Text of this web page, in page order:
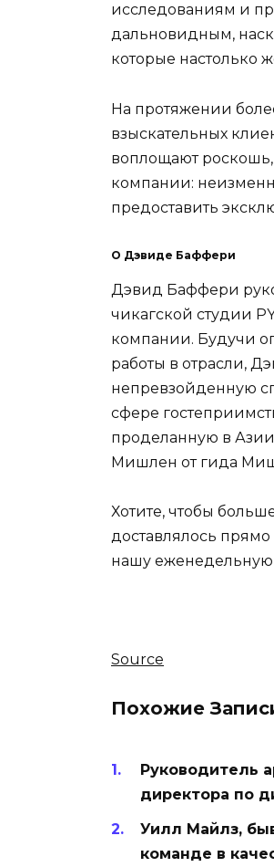
исследованиям и
дальновидным,
которые настолько
На протяжении
взыскательных
воплощают
компании:
предоставить
О Дэвиде Баффери
Дэвид Баффери
чикагской студии
компании. Будучи
работы в отрасли,
непревзойденную
сфере
проделанную в
Мишлен от гида
Хотите, чтобы
доставлялось
нашу еженедельную
Source
Похожие
Руководитель
директора по
Уилл Майлз,
команде в